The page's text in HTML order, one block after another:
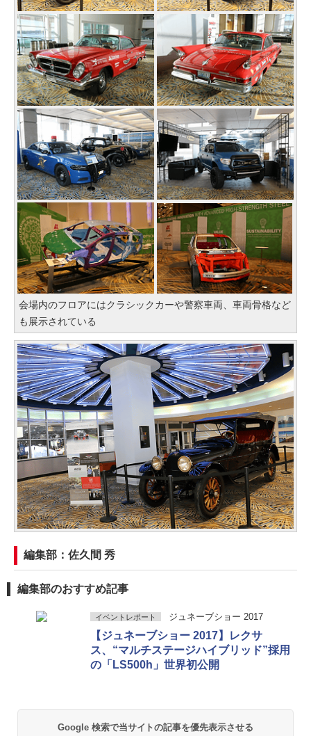
会場内のフロアにはクラシックカーや警察車両、車両骨格など
も展示されている
編集部：佐久間 秀
編集部のおすすめ記事
イベントレポート ジュネーブショー 2017
【ジュネーブショー 2017】レクサ
ス、“マルチステージハイブリッド”採用
の「LS500h」世界初公開
Google 検索で当サイトの記事を優先表示させる